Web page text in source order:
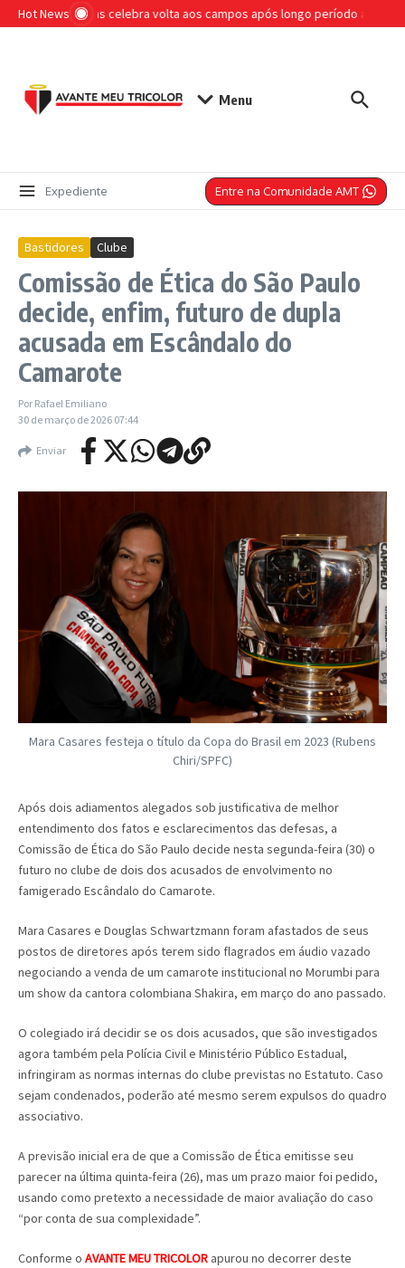
Ir para o conteúdo
Hot News
Otimista, Lucas celebra volta aos campos após longo período
Menu
Expediente Entre na Comunidade AMT
Bastidores Clube
Comissão de Ética do São Paulo
decide, enfim, futuro de dupla
acusada em Escândalo do
Camarote
Por Rafael Emiliano
30 de março de 2026 07:44
Enviar
Mara Casares festeja o título da Copa do Brasil em 2023 (Rubens
Chiri/SPFC)
Após dois adiamentos alegados sob justificativa de melhor
entendimento dos fatos e esclarecimentos das defesas, a
Comissão de Ética do São Paulo decide nesta segunda-feira (30) o
futuro no clube de dois dos acusados de envolvimento no
famigerado Escândalo do Camarote.
Mara Casares e Douglas Schwartzmann foram afastados de seus
postos de diretores após terem sido flagrados em áudio vazado
negociando a venda de um camarote institucional no Morumbi para
um show da cantora colombiana Shakira, em março do ano passado.
O colegiado irá decidir se os dois acusados, que são investigados
agora também pela Polícia Civil e Ministério Público Estadual,
infringiram as normas internas do clube previstas no Estatuto. Caso
sejam condenados, poderão até mesmo serem expulsos do quadro
associativo.
A previsão inicial era de que a Comissão de Ética emitisse seu
parecer na última quinta-feira (26), mas um prazo maior foi pedido,
usando como pretexto a necessidade de maior avaliação do caso
“por conta de sua complexidade”.
Conforme o AVANTE MEU TRICOLOR apurou no decorrer deste